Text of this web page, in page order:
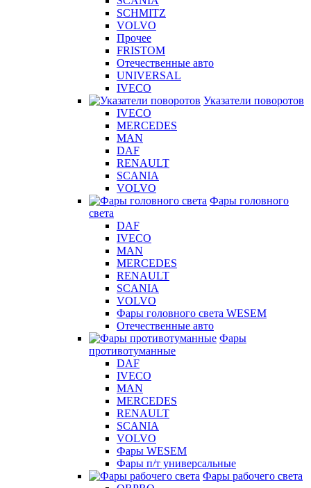
SCHMITZ
VOLVO
Прочее
FRISTOM
Отечественные авто
UNIVERSAL
IVECO
Указатели поворотов
IVECO
MERCEDES
MAN
DAF
RENAULT
SCANIA
VOLVO
Фары головного
света
DAF
IVECO
MAN
MERCEDES
RENAULT
SCANIA
VOLVO
Фары головного света WESEM
Отечественные авто
Фары
противотуманные
DAF
IVECO
MAN
MERCEDES
RENAULT
SCANIA
VOLVO
Фары WESEM
Фары п/т универсальные
Фары рабочего света